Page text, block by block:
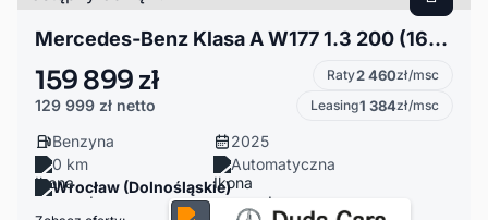
Mercedes-Benz Klasa A W177 1.3 200 (163KM) Dostępny od ręki!
159 899 zł
129 999 zł netto
Raty2 460zł/msc
Leasing1 384zł/msc
Benzyna
2025
0 km
Automatyczna
Wrocław (Dolnośląskie)